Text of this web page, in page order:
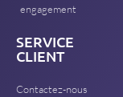
engagement
SERVICE
CLIENT
Contactez-nous